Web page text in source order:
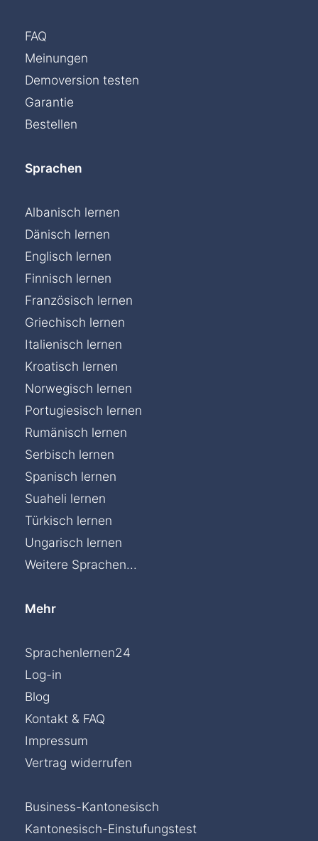
FAQ
Meinungen
Demoversion testen
Garantie
Bestellen
Sprachen
Albanisch lernen
Dänisch lernen
Englisch lernen
Finnisch lernen
Französisch lernen
Griechisch lernen
Italienisch lernen
Kroatisch lernen
Norwegisch lernen
Portugiesisch lernen
Rumänisch lernen
Serbisch lernen
Spanisch lernen
Suaheli lernen
Türkisch lernen
Ungarisch lernen
Weitere Sprachen...
Mehr
Sprachenlernen24
Log-in
Blog
Kontakt & FAQ
Impressum
Vertrag widerrufen
Business-Kantonesisch
Kantonesisch-Einstufungstest